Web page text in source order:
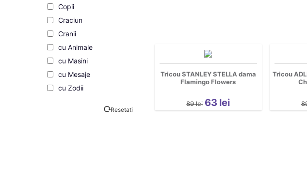
Copii
Craciun
Cranii
cu Animale
cu Masini
cu Mesaje
cu Zodii
Resetati
Tricou STANLEY STELLA dama
Flamingo Flowers
89 lei 63 lei
Tricou